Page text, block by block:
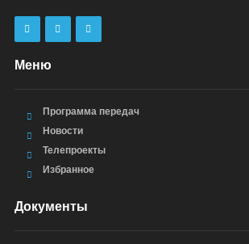
Меню
Программа передач
Новости
Телепроекты
Избранное
Документы